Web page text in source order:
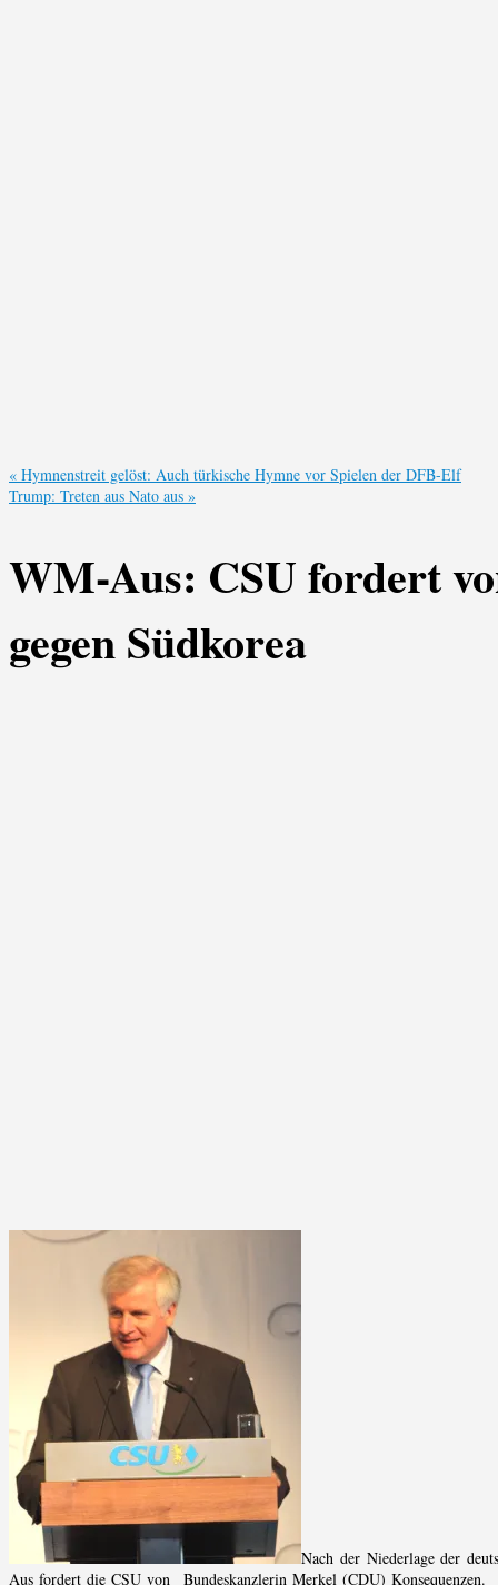
« Hymnenstreit gelöst: Auch türkische Hymne vor Spielen der DFB-Elf
Trump: Treten aus Nato aus »
WM-Aus: CSU fordert
gegen Südkorea
Nach der Niederlage der
Aus fordert die CSU von Bundeskanzlerin Merkel (CDU) Konsequenzen.